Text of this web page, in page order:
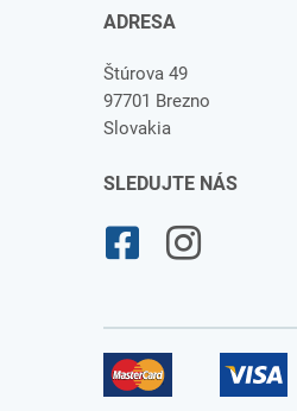
ADRESA
Štúrova 49
97701 Brezno
Slovakia
SLEDUJTE NÁS